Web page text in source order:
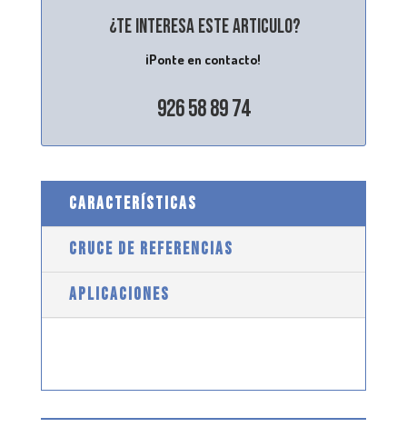
¿Te interesa este articulo?
¡Ponte en contacto!
926 58 89 74
CARACTERÍSTICAS
CRUCE DE REFERENCIAS
APLICACIONES